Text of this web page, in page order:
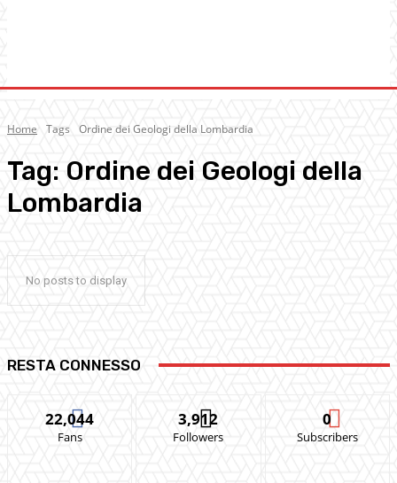
Home Tags Ordine dei Geologi della Lombardia
Tag: Ordine dei Geologi della
Lombardia
No posts to display
RESTA CONNESSO
22,044
Fans
3,912
Followers
0
Subscribers